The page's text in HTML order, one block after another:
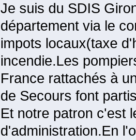
Je suis du SDIS
département via le
impots locaux(taxe
incendie.Les
France rattachés à
de Secours font
Et notre patron c'est
d'administration.En